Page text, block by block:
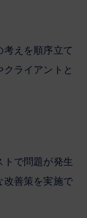
考えを順序立て
ライアントと
トで問題が発生
改善策を実施で